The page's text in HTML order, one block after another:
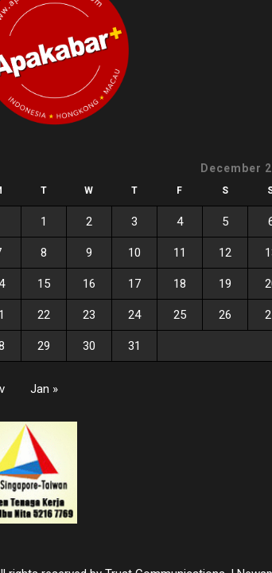
December
T W T F S
1 2 3 4 5
8 9 10 11 12
15 16 17 18 19
22 23 24 25 26
29 30 31
Jan »